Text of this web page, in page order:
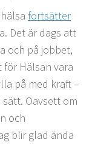
fortsätter
Det är dags att
och på jobbet,
Hälsan vara
på med kraft –
Oavsett om
och
blir glad ända